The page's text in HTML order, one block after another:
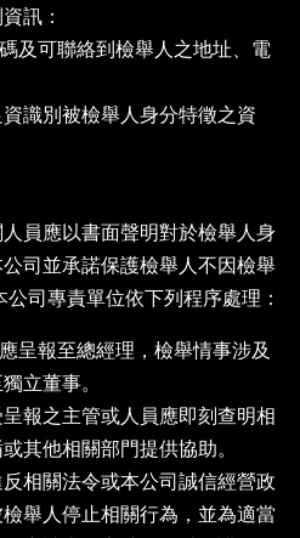
訊：
及可聯絡到檢舉人之地址、電
識別被檢舉人身分特徵之資
員應以書面聲明對於檢舉人身
司並承諾保護檢舉人不因檢舉
司專責單位依下列程序處理：
呈報至總經理，檢舉情事涉及
立董事。
報之主管或人員應即刻查明相
其他相關部門提供協助。
相關法令或本公司誠信經營政
舉人停止相關行為，並為適當